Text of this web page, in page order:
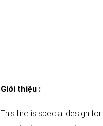
Giới thiệu :
This line is special design